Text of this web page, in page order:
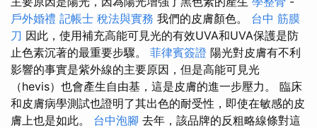
戶外婚禮 記帳士 稅法與實務 我們的皮膚顏色。 台中 筋膜
刀 因此，使用補充高能可見光的有效UVA和UVA保護是防
止色素沉著的最重要步驟。 菲律賓簽證 陽光對皮膚有不利
影響的事實是紫外線的主要原因，但是高能可見光
（hevis）也會產生自由基，這是皮膚的進一步壓力。 臨床
和皮膚病學測試也證明了其出色的耐受性，即使在敏感的皮
膚上也是如此。 台中泡腳 去年，該品牌的反粗略線條對這